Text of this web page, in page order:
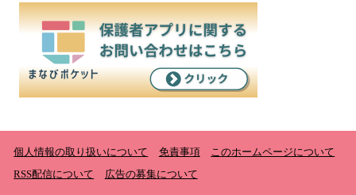
個人情報の取り扱いについて 免責事項
このホームページについて
RSS配信について
広告の募集について